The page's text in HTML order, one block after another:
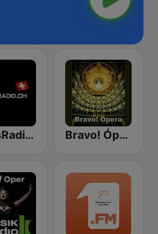
SwissRadio.ch Classical Opera Bravo! Ópera radio